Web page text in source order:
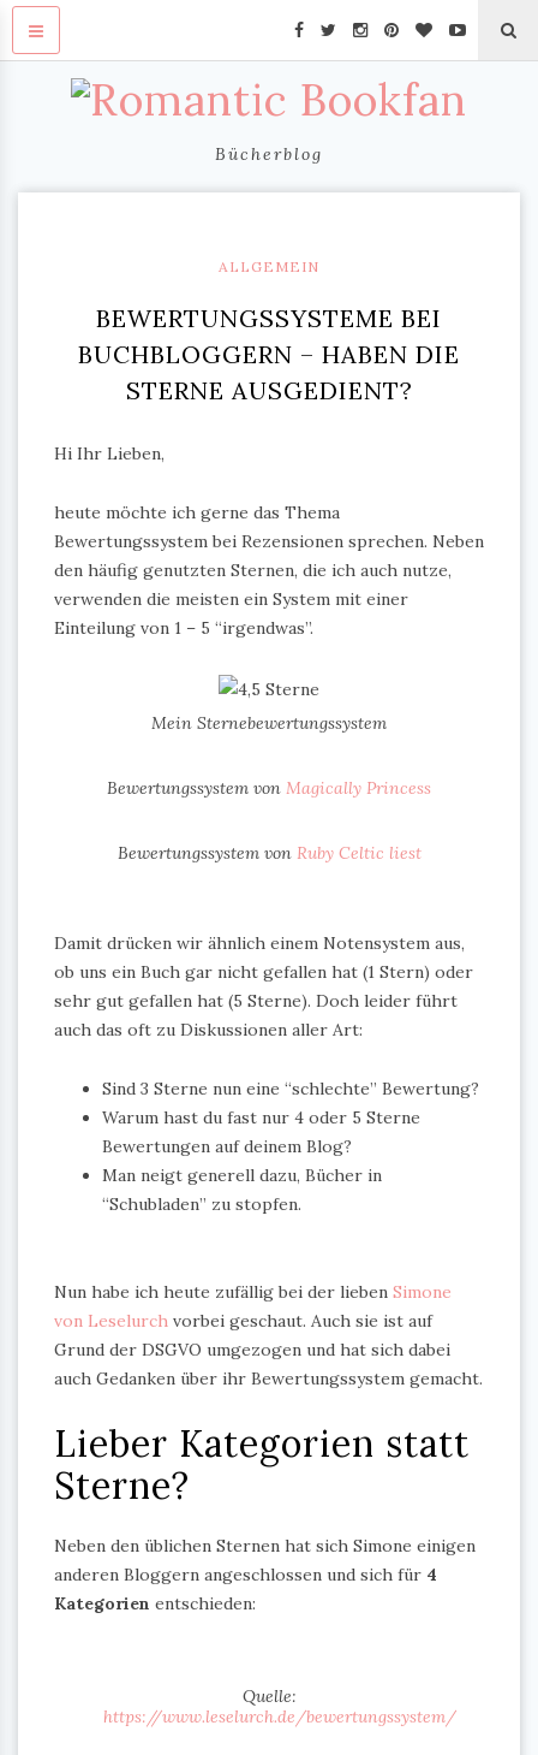
Bücherblog
ALLGEMEIN
BEWERTUNGSSYSTEME BEI
BUCHBLOGGERN – HABEN DIE
STERNE AUSGEDIENT?
Hi Ihr Lieben,
heute möchte ich gerne das Thema
Bewertungssystem bei Rezensionen sprechen. Neben
den häufig genutzten Sternen, die ich auch nutze,
verwenden die meisten ein System mit einer
Einteilung von 1 – 5 “irgendwas”.
Mein Sternebewertungssystem
Bewertungssystem von Magically Princess
Bewertungssystem von Ruby Celtic liest
Damit drücken wir ähnlich einem Notensystem aus,
ob uns ein Buch gar nicht gefallen hat (1 Stern) oder
sehr gut gefallen hat (5 Sterne). Doch leider führt
auch das oft zu Diskussionen aller Art:
Sind 3 Sterne nun eine “schlechte” Bewertung?
Warum hast du fast nur 4 oder 5 Sterne
Bewertungen auf deinem Blog?
Man neigt generell dazu, Bücher in
“Schubladen” zu stopfen.
Nun habe ich heute zufällig bei der lieben Simone
von Leselurch vorbei geschaut. Auch sie ist auf
Grund der DSGVO umgezogen und hat sich dabei
auch Gedanken über ihr Bewertungssystem gemacht.
Lieber Kategorien statt
Sterne?
Neben den üblichen Sternen hat sich Simone einigen
anderen Bloggern angeschlossen und sich für 4
Kategorien entschieden:
Quelle:
https://www.leselurch.de/bewertungssystem/